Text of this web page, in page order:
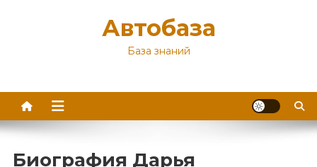
Автобаза
База знаний
Биография Дарья